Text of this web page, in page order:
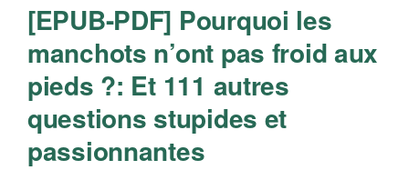
[EPUB-PDF] Pourquoi les
manchots n’ont pas froid aux
pieds ?: Et 111 autres
questions stupides et
passionnantes